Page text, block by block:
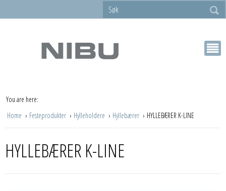
You are here:
Home
Festeprodukter Hylleholdere Hyllebærer HYLLEBÆRER K-LINE
HYLLEBÆRER K-LINE